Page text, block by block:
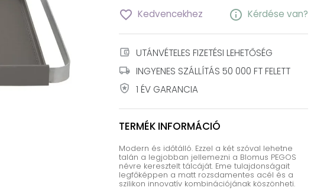
favorite_border Kedvencekhez info Kérdése van?
account_balance_wallet UTÁNVÉTELES FIZETÉSI LEHETŐSÉG
local_shipping INGYENES SZÁLLÍTÁS 50 000 FT FELETT
local_police 1 ÉV GARANCIA
TERMÉK INFORMÁCIÓ
Modern és időtálló. Ezzel a két szóval lehetne
talán a legjobban jellemezni a Blomus PEGOS
névre keresztelt tálcáját. Eme tulajdonságait
legfőképpen a matt rozsdamentes acél és a
szilikon innovatív kombinációjának köszönheti.